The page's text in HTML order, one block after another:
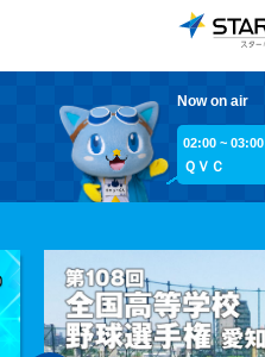
Now on air
02:00 ~ 03:00
ＱＶＣ